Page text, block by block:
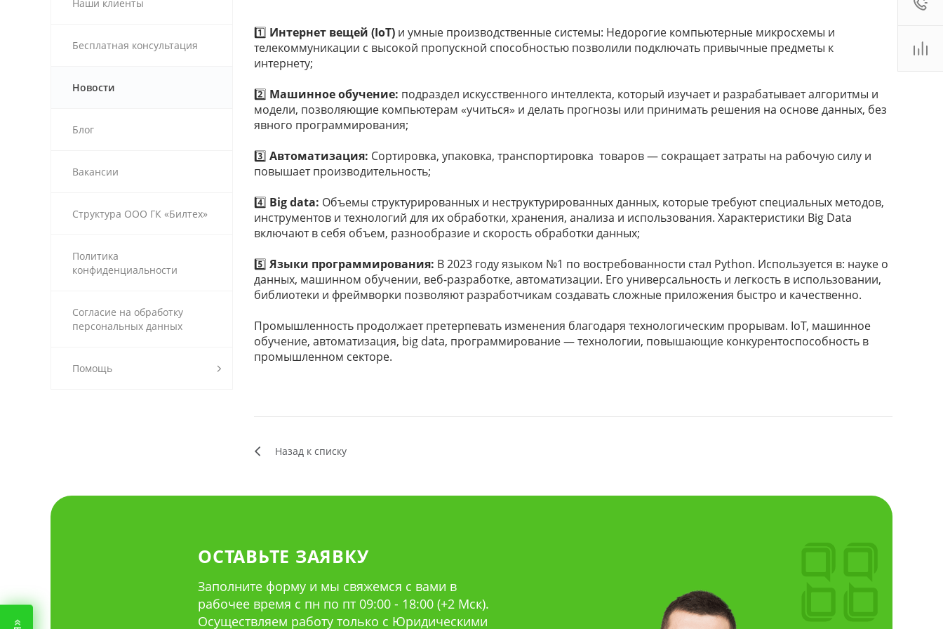
sales2@Показать
оф. 22
10:00 - 19:00
Наши клиенты
Бесплатная консультация
Новости
Блог
Вакансии
Структура ООО ГК «Билтех»
Политика
конфиденциальности
Согласие на обработку
персональных данных
Помощь
1️⃣ Интернет вещей (IoT) и умные производственные системы: Недорогие компьютерные микросхемы и
телекоммуникации с высокой пропускной способностью позволили подключать привычные предметы к
интернету;
2️⃣ Машинное обучение: подраздел искусственного интеллекта, который изучает и разрабатывает алгоритмы и
модели, позволяющие компьютерам «учиться» и делать прогнозы или принимать решения на основе данных, без
явного программирования;
3️⃣ Автоматизация: Сортировка, упаковка, транспортировка товаров — сокращает затраты на рабочую силу и
повышает производительность;
4️⃣ Big data: Объемы структурированных и неструктурированных данных, которые требуют специальных методов,
инструментов и технологий для их обработки, хранения, анализа и использования. Характеристики Big Data
включают в себя объем, разнообразие и скорость обработки данных;
5️⃣ Языки программирования: В 2023 году языком №1 по востребованности стал Python. Используется в: науке о
данных, машинном обучении, веб-разработке, автоматизации. Его универсальность и легкость в использовании,
библиотеки и фреймворки позволяют разработчикам создавать сложные приложения быстро и качественно.
Промышленность продолжает претерпевать изменения благодаря технологическим прорывам. IoT, машинное
обучение, автоматизация, big data, программирование — технологии, повышающие конкурентоспособность в
промышленном секторе.
Назад к списку
ОСТАВЬТЕ ЗАЯВКУ
Заполните форму и мы свяжемся с вами в
рабочее время с пн по пт 09:00 - 18:00 (+2 Мск).
Осуществляем работу только с Юридическими